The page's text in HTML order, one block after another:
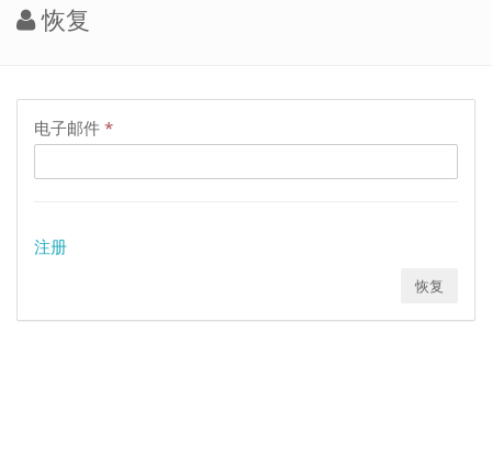
恢复
电子邮件 *
注册
恢复